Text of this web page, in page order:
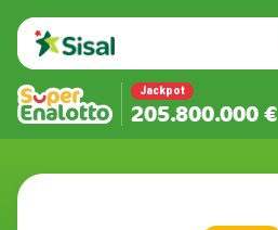
Jackpot
205.800.000 €